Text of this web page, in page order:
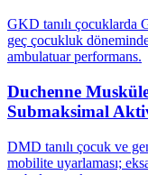
GKD tanılı çocuklarda
geç çocukluk
ambulatuar performans.
Duchenne
Submaksimal
DMD tanılı çocuk ve
mobilite uyarlaması;